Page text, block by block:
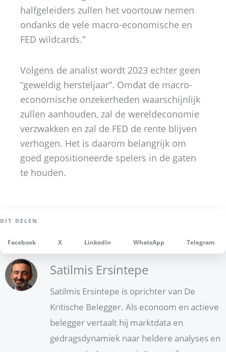
halfgeleiders zullen het voortouw nemen
ondanks de vele macro-economische en
FED wildcards.”
Volgens de analist wordt 2023 echter geen
“geweldig hersteljaar”. Omdat de macro-
economische onzekerheden waarschijnlijk
zullen aanhouden, zal de wereldeconomie
verzwakken en zal de FED de rente blijven
verhogen. Het is daarom belangrijk om
goed gepositioneerde spelers in de gaten
te houden.
Facebook X LinkedIn WhatsApp Telegram
Satilmis Ersintepe
Satilmis Ersintepe is oprichter van De
Kritische Belegger. Als econoom en actieve
belegger vertaalt hij marktdata en
gedragsdynamiek naar heldere analyses en